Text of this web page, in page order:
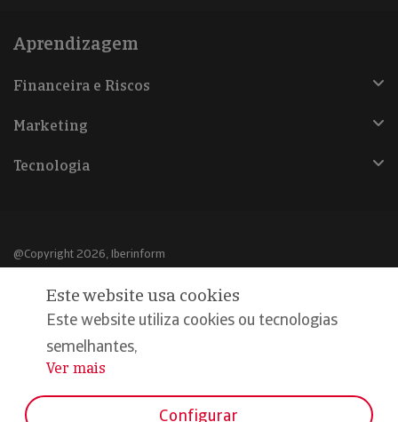
Aprendizagem
Financeira e Riscos
Marketing
Tecnologia
@Copyright 2026, Iberinform
Aviso legal
Política de cookies
Declaração de privacidade
Este website usa cookies
Este website utiliza cookies ou tecnologias
semelhantes,
...
Ver mais
Configurar